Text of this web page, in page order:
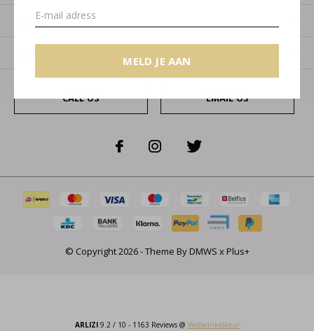
MELD JE AAN
Categorieën
CALL US EMAIL US
© Copyright2026- Theme ByDMWS xPlus+
ARLIZI9.2/ 10 - 1163 Reviews @ Webwinkelkeur